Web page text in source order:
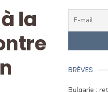
la
BRÈVES
Bulgarie :